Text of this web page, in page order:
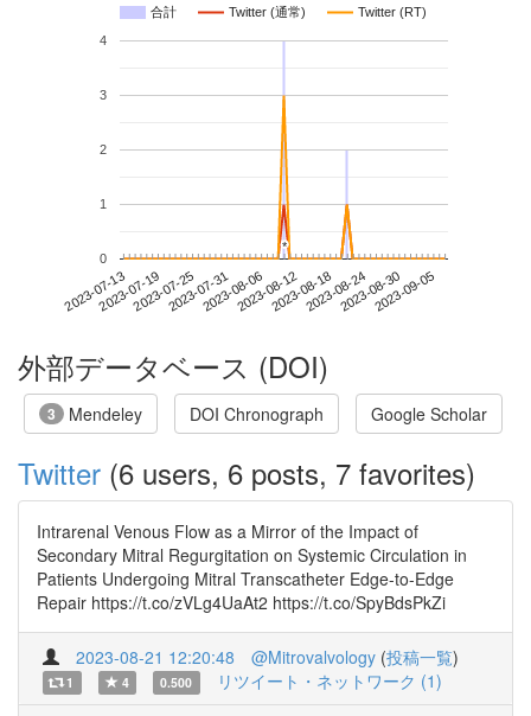
合計 Twitter (通常) Twitter (RT)
2023-07-132023-07-192023-07-252023-07-312023-08-062023-08-122023-08-182023-08-242023-08-302023-09-05
0
1
2
3
4
*
*
外部データベース (DOI)
3 Mendeley DOI Chronograph Google Scholar
Twitter (6 users, 6 posts, 7 favorites)
Intrarenal Venous Flow as a Mirror of the Impact of
Secondary Mitral Regurgitation on Systemic Circulation in
Patients Undergoing Mitral Transcatheter Edge-to-Edge
Repair https://t.co/zVLg4UaAt2 https://t.co/SpyBdsPkZi
2023-08-21 12:20:48 @Mitrovalvology (投稿一覧)
1 4 0.500 リツイート・ネットワーク (1)